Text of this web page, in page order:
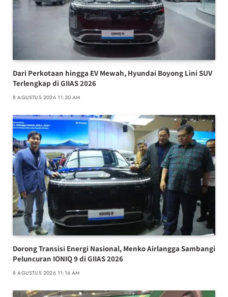
Dari Perkotaan hingga EV Mewah, Hyundai Boyong Lini SUV
Terlengkap di GIIAS 2026
8 AGUSTUS 2026 11:30 AM
Dorong Transisi Energi Nasional, Menko Airlangga Sambangi
Peluncuran IONIQ 9 di GIIAS 2026
8 AGUSTUS 2026 11:16 AM